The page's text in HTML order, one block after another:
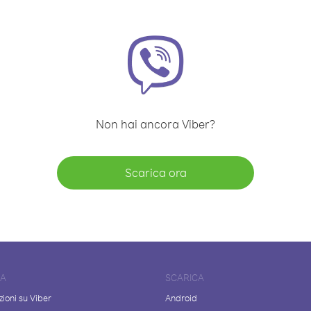
Non hai ancora Viber?
Scarica ora
su Viber
SCARICA
Android